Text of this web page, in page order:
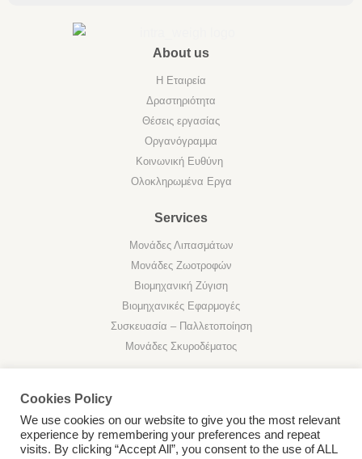
About us
Η Εταιρεία
Δραστηριότητα
Θέσεις εργασίας
Οργανόγραμμα
Κοινωνική Ευθύνη
Ολοκληρωμένα Εργα
Services
Μονάδες Λιπασμάτων
Μονάδες Ζωοτροφών
Βιομηχανική Ζύγιση
Βιομηχανικές Εφαρμογές
Συσκευασία – Παλλετοποίηση
Μονάδες Σκυροδέματος
Privacy Policy
Cookies Policy
We use cookies on our website to give you the most relevant
experience by remembering your preferences and repeat
visits. By clicking “Accept All”, you consent to the use of ALL